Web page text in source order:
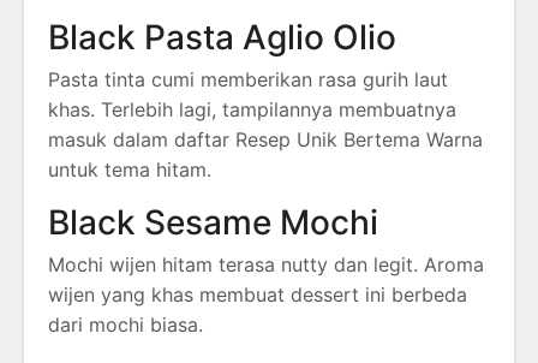
Black Pasta Aglio Olio
Pasta tinta cumi memberikan rasa gurih laut
khas. Terlebih lagi, tampilannya membuatnya
masuk dalam daftar Resep Unik Bertema Warna
untuk tema hitam.
Black Sesame Mochi
Mochi wijen hitam terasa nutty dan legit. Aroma
wijen yang khas membuat dessert ini berbeda
dari mochi biasa.